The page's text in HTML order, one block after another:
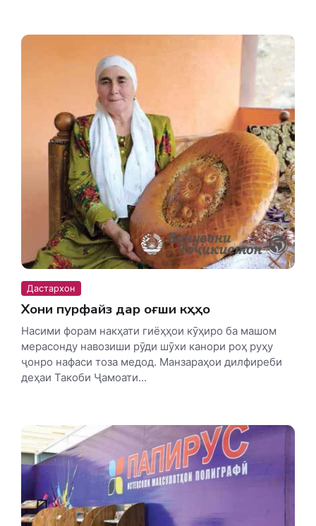
Дастархон
Хони пурфайз дар оғӯши кӯҳҳо
Насими форам накҳати гиёҳҳои кӯҳиро ба машом
мерасонду навозиши рӯди шӯхи канори роҳ руҳу
ҷонро нафаси тоза медод. Манзараҳои дилфиреби
деҳаи Такоби Ҷамоати...